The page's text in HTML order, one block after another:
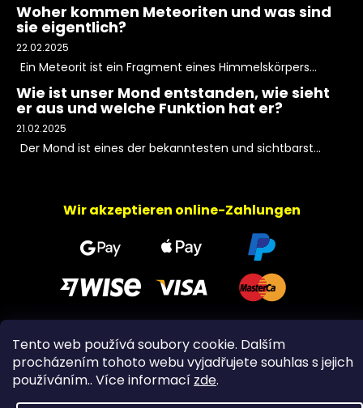
Tento web používá soubory cookie. Dalším
procházením tohoto webu vyjadřujete souhlas s jejich
používáním.. Více informací zde.
Woher kommen Meteoriten und was sind
sie eigentlich?
22.02.2025
Ein Meteorit ist ein Fragment eines Himmelskörpers...
Wie ist unser Mond entstanden, wie sieht
er aus und welche Funktion hat er?
21.02.2025
Der Mond ist eines der bekanntesten und sichtbarst...
Wir akzeptieren online-Zahlungen
Copyright 2026PeltramMinerals. Alle Rechte
vorbehalten.